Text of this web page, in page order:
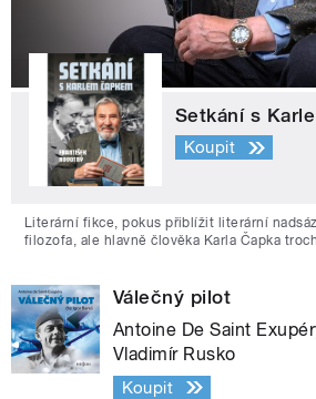
Setkání s
Koupit
Literární fikce, pokus přiblížit literární
filozofa, ale hlavně člověka Karla Čapka
Válečný pilot
Antoine De Saint
Vladimír Rusko
Koupit